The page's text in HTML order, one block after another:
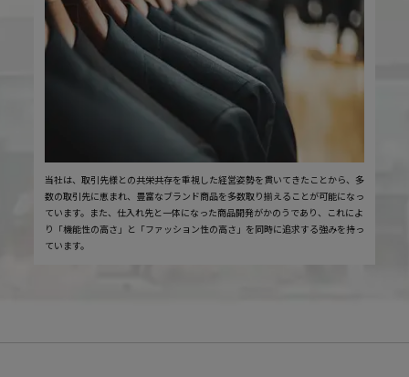
当社は、取引先様との共栄共存を重視した経営姿勢を貫いてきたことから、多
数の取引先に恵まれ、豊富なブランド商品を多数取り揃えることが可能になっ
ています。また、仕入れ先と一体になった商品開発がかのうであり、これによ
り「機能性の高さ」と「ファッション性の高さ」を同時に追求する強みを持っ
ています。